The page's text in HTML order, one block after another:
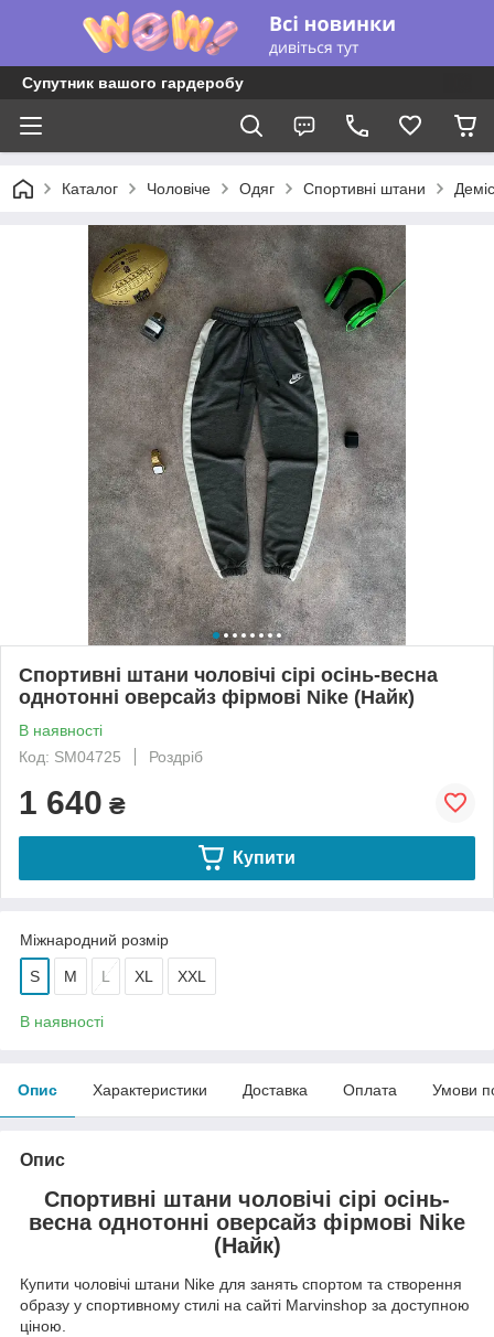
Супутник вашого гардеробу
Каталог Чоловіче Одяг Спортивні штани
Спортивні штани чоловічі сірі осінь-весна
однотонні оверсайз фірмові Nike (Найк)
В наявності
Код: SM04725
Роздріб
1 640 ₴
Купити
Міжнародний розмір
S M L XL XXL
В наявності
Опис Характеристики Доставка Оплата Умови
Опис
Спортивні штани чоловічі сірі осінь-
весна однотонні оверсайз фірмові Nike
(Найк)
Купити чоловічі штани Nike для занять спортом та створення
образу у спортивному стилі на сайті Marvinshop за доступною
ціною.